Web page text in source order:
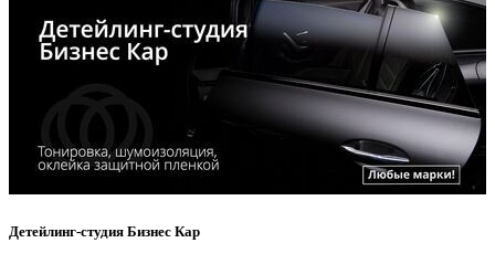
Детейлинг-студия Бизнес Кар